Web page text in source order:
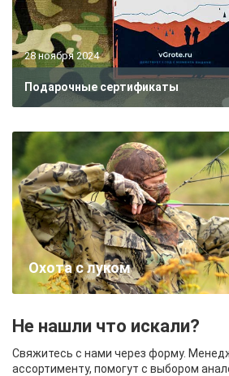
28 ноября 2024
Подарочные сертификаты
Охота с луком
Не нашли что искали?
Свяжитесь с нами через форму.
ассортименту, помогут с выбором